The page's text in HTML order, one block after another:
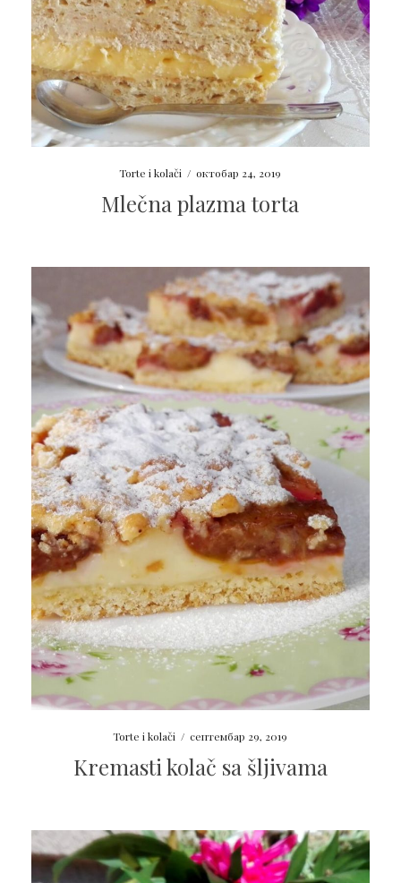
Torte i kolači / октобар 24, 2019
Mlečna plazma torta
Torte i kolači / септембар 29, 2019
Kremasti kolač sa šljivama